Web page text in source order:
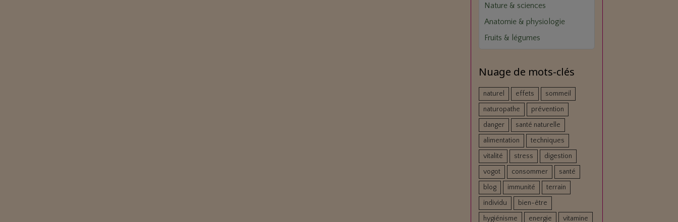
Nature & sciences
Anatomie & physiologie
Fruits & légumes
Nuage de mots-clés
naturel effets
sommeil
naturopathe
prévention
danger
santé naturelle
alimentation
techniques
vitalité
stress
digestion
vogot
consommer
santé
blog
immunité
terrain
individu
bien-être
hygiénisme
energie vitamine